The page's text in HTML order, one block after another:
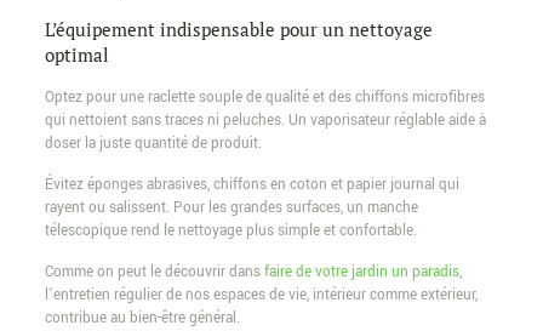
L’équipement indispensable pour un nettoyage
optimal
Optez pour une raclette souple de qualité et des chiffons microfibres
qui nettoient sans traces ni peluches. Un vaporisateur réglable aide à
doser la juste quantité de produit.
Évitez éponges abrasives, chiffons en coton et papier journal qui
rayent ou salissent. Pour les grandes surfaces, un manche
télescopique rend le nettoyage plus simple et confortable.
Comme on peut le découvrir dansfaire de votre jardin un paradis,
l’entretien régulier de nos espaces de vie, intérieur comme extérieur,
contribue au bien-être général.